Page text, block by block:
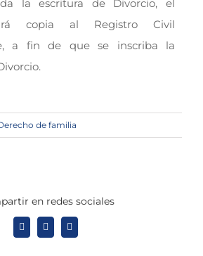
la escritura de Divorcio, el
copia al Registro Civil
a fin de que se inscriba la
de familia
en redes sociales
X LinkedInWhatsApp